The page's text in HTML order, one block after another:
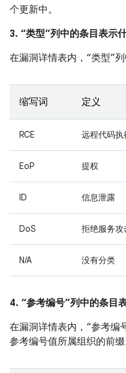
个更新中。
3. “类型”列中的条目表示
在漏洞详情表内，“类型”
缩写词 定义
RCE 远程代码执
EoP 提权
ID 信息泄露
DoS 拒绝服务攻
N/A 没有分类
4. “参考编号”列中的条目
在漏洞详情表内，“参考编
参考编号值所属组织的前缀